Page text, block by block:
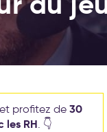
profitez de 30
RH. 👇